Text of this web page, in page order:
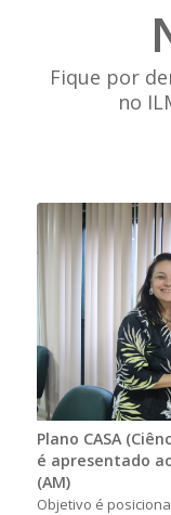
Fique por
no
Plano CASA
é apresentado
(AM)
Objetivo é